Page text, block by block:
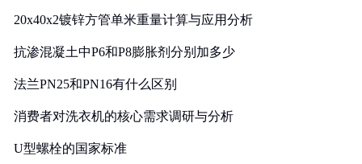
20x40x2镀锌方管单米重量计算与应用分析
抗渗混凝土中P6和P8膨胀剂分别加多少
法兰PN25和PN16有什么区别
消费者对洗衣机的核心需求调研与分析
U型螺栓的国家标准